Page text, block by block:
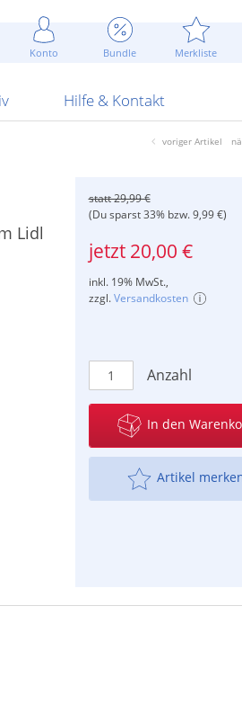
Konto Bundle Merkliste
Attrappen Blitzschnell...
Sommerpreise u.v.m.
ARS Pirotecnia
Hilfe & Kontakt
Kontaktformular
AGB
voriger Artikel
Lidl
statt 29,99 €
(Du sparst 33% bzw. 9,99 €)
jetzt 20,00 €
inkl. 19% MwSt.,
zzgl.Versandkosten
Anzahl
In den
Artikel